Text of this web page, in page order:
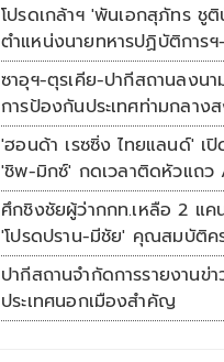
โปรดเกล้าฯ 'พันเอกสุภัทร ชู
ตำแหน่งนายทหารปฏิบัติการฯ
'พลตรี'
ซาอุฯ-ตุรเคีย-ปากีสถานลงน
การป้องกันประเทศท่ามกลาง
'ฮอนด้า เรซซิ่ง ไทยแลนด์' เ
'ชิพ-มิกซ์' กดเวลาติดหัวแถว
ที่มัลดาลิกา
ศึกชิงชัยผู้ว่ากกท.เหลือ 2 แค
'โปรดปราน-มีชัย' คุณสมบัติค
ปากีสถานจำกัดการรายงานข่
ประเทศนอกเมืองสำคัญ